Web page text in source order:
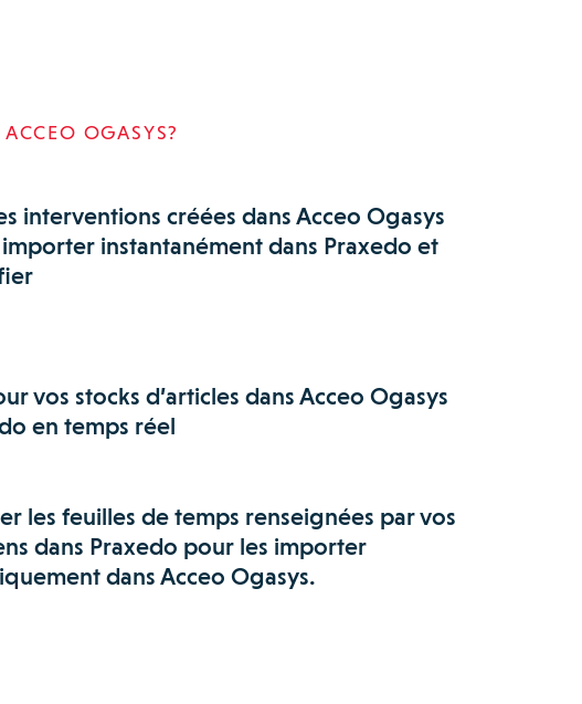
OGASYS?
interventions créées dans Acceo Ogasys
instantanément dans Praxedo et
vos stocks d’articles dans Acceo Ogasys
en temps réel
les feuilles de temps renseignées par vos
dans Praxedo pour les importer
dans Acceo Ogasys.